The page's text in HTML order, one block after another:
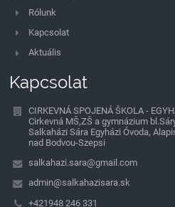
Rólunk
Kapcsolat
Aktuális
Kapcsolat
CIRKEVNÁ SPOJENÁ ŠKOLA -
Cirkevná MŠ,ZŠ a gymnázium
Salkaházi Sára Egyházi Óvoda,
nad Bodvou-Szepsi
salkahazi.sara@gmail.com
admin@salkahazisara.sk
+421948 246 331